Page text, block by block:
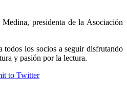
presidenta de la Asociación
todos los socios a seguir disfrutando
y pasión por la lectura.